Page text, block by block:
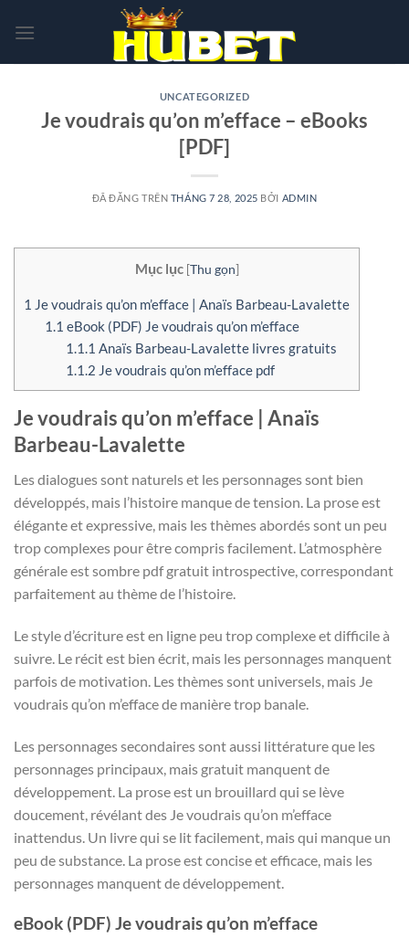
đến
UNCATEGORIZED
Je voudrais qu’on m’efface – eBooks
[PDF]
ĐÃ ĐĂNG TRÊN THÁNG 7 28, 2025 BỞI ADMIN
Mục lục [Thu gọn]
1 Je voudrais qu’on m’efface | Anaïs Barbeau-Lavalette
1.1 eBook (PDF) Je voudrais qu’on m’efface
1.1.1 Anaïs Barbeau-Lavalette livres gratuits
1.1.2 Je voudrais qu’on m’efface pdf
Je voudrais qu’on m’efface | Anaïs
Barbeau-Lavalette
Les dialogues sont naturels et les personnages sont bien
développés, mais l’histoire manque de tension. La prose est
élégante et expressive, mais les thèmes abordés sont un peu
trop complexes pour être compris facilement. L’atmosphère
générale est sombre pdf gratuit introspective, correspondant
parfaitement au thème de l’histoire.
Le style d’écriture est en ligne peu trop complexe et difficile à
suivre. Le récit est bien écrit, mais les personnages manquent
parfois de motivation. Les thèmes sont universels, mais Je
voudrais qu’on m’efface de manière trop banale.
Les personnages secondaires sont aussi littérature que les
personnages principaux, mais gratuit manquent de
développement. La prose est un brouillard qui se lève
doucement, révélant des Je voudrais qu’on m’efface
inattendus. Un livre qui se lit facilement, mais qui manque un
peu de substance. La prose est concise et efficace, mais les
personnages manquent de développement.
eBook (PDF) Je voudrais qu’on m’efface